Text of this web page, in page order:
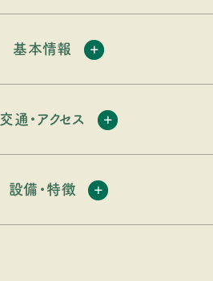
基本情報
交通・アクセス
設備・特徴